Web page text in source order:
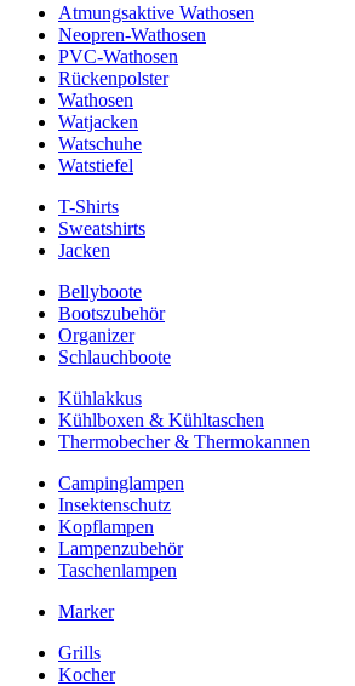
Atmungsaktive Wathosen
Neopren-Wathosen
PVC-Wathosen
Rückenpolster
Wathosen
Watjacken
Watschuhe
Watstiefel
T-Shirts
Sweatshirts
Jacken
Bellyboote
Bootszubehör
Organizer
Schlauchboote
Kühlakkus
Kühlboxen & Kühltaschen
Thermobecher & Thermokannen
Campinglampen
Insektenschutz
Kopflampen
Lampenzubehör
Taschenlampen
Marker
Grills
Kocher